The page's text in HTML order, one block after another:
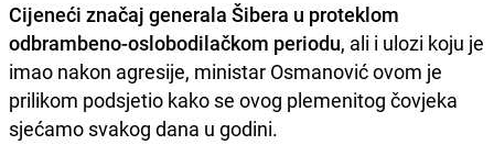
Cijeneći značaj generala Šibera u proteklom
odbrambeno-oslobodilačkom periodu, ali i ulozi koju je
imao nakon agresije, ministar Osmanović ovom je
prilikom podsjetio kako se ovog plemenitog čovjeka
sjećamo svakog dana u godini.